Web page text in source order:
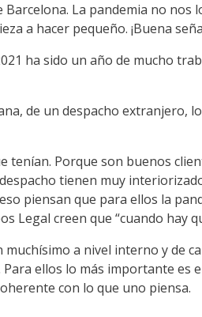
La pandemia no
a hacer pequeño. ¡Buena
ha sido un año de mucho
de un despacho extranjero,
Porque son buenos
tienen muy
piensan que para ellos la
creen que “cuando hay
a nivel interno y de
ellos lo más importante
con lo que uno piensa.